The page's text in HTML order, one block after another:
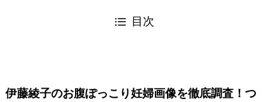
目次
伊藤綾子のお腹ぽっこり妊婦画像を徹底調査！つ